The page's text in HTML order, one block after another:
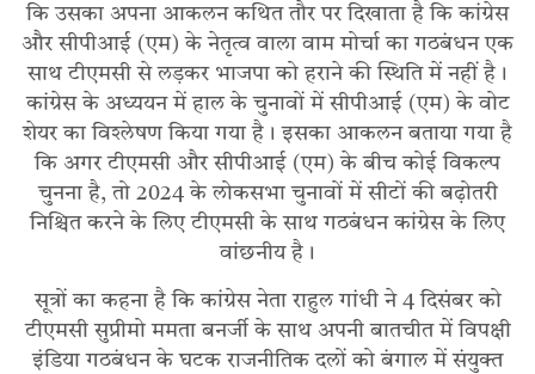
कि उसका अपना आकलन कथित तौर पर दिखाता है कि कांग्रेस
और सीपीआई (एम) के नेतृत्व वाला वाम मोर्चा का गठबंधन एक
साथ टीएमसी से लड़कर भाजपा को हराने की स्थिति में नहीं है।
कांग्रेस के अध्ययन में हाल के चुनावों में सीपीआई (एम) के वोट
शेयर का विश्लेषण किया गया है। इसका आकलन बताया गया है
कि अगर टीएमसी और सीपीआई (एम) के बीच कोई विकल्प
चुनना है, तो 2024 के लोकसभा चुनावों में सीटों की बढ़ोतरी
निश्चित करने के लिए टीएमसी के साथ गठबंधन कांग्रेस के लिए
वांछनीय है।
सूत्रों का कहना है कि कांग्रेस नेता राहुल गांधी ने 4 दिसंबर को
टीएमसी सुप्रीमो ममता बनर्जी के साथ अपनी बातचीत में विपक्षी
इंडिया गठबंधन के घटक राजनीतिक दलों को बंगाल में संयुक्त